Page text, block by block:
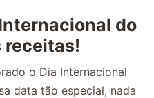
do
receitas!
o Dia Internacional
data tão especial, nada